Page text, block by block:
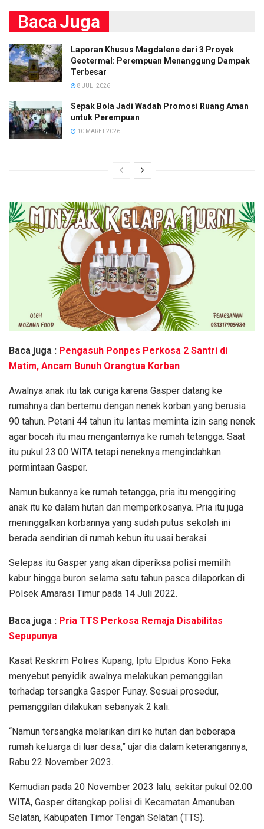
BacaJuga
Laporan Khusus Magdalene dari 3 Proyek
Geotermal: Perempuan Menanggung Dampak
Terbesar
8 JULI 2026
Sepak Bola Jadi Wadah Promosi Ruang Aman
untuk Perempuan
10 MARET 2026
Baca juga : Pengasuh Ponpes Perkosa 2 Santri di
Matim, Ancam Bunuh Orangtua Korban
Awalnya anak itu tak curiga karena Gasper datang ke
rumahnya dan bertemu dengan nenek korban yang berusia
90 tahun. Petani 44 tahun itu lantas meminta izin sang nenek
agar bocah itu mau mengantarnya ke rumah tetangga. Saat
itu pukul 23.00 WITA tetapi neneknya mengindahkan
permintaan Gasper.
Namun bukannya ke rumah tetangga, pria itu menggiring
anak itu ke dalam hutan dan memperkosanya. Pria itu juga
meninggalkan korbannya yang sudah putus sekolah ini
berada sendirian di rumah kebun itu usai beraksi.
Selepas itu Gasper yang akan diperiksa polisi memilih
kabur hingga buron selama satu tahun pasca dilaporkan di
Polsek Amarasi Timur pada 14 Juli 2022.
Baca juga : Pria TTS Perkosa Remaja Disabilitas
Sepupunya
Kasat Reskrim Polres Kupang, Iptu Elpidus Kono Feka
menyebut penyidik awalnya melakukan pemanggilan
terhadap tersangka Gasper Funay. Sesuai prosedur,
pemanggilan dilakukan sebanyak 2 kali.
“Namun tersangka melarikan diri ke hutan dan beberapa
rumah keluarga di luar desa,” ujar dia dalam keterangannya,
Rabu 22 November 2023.
Kemudian pada 20 November 2023 lalu, sekitar pukul 02.00
WITA, Gasper ditangkap polisi di Kecamatan Amanuban
Selatan, Kabupaten Timor Tengah Selatan (TTS).